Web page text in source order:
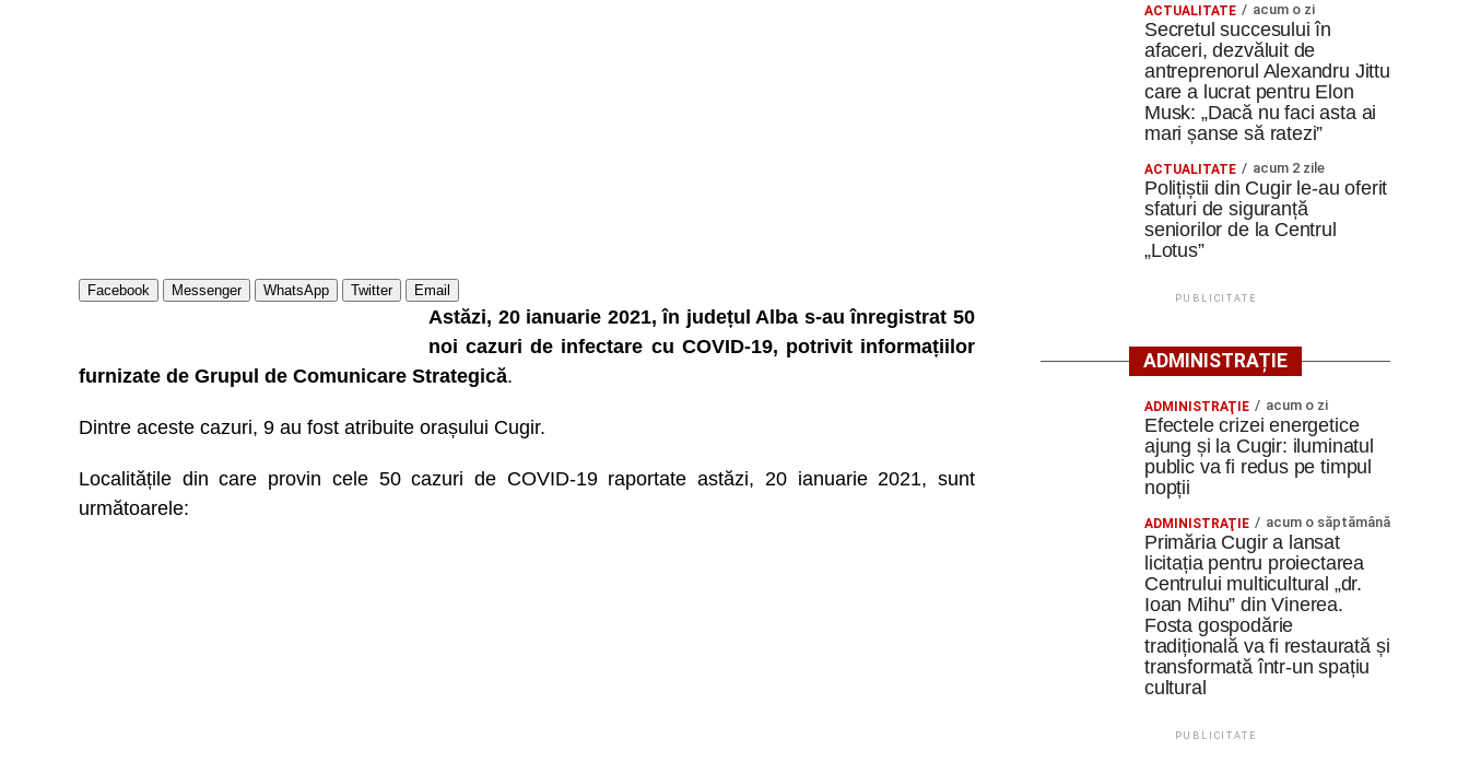
Facebook Messenger WhatsApp Twitter Email
Astăzi, 20 ianuarie 2021, în județul Alba s-au înregistrat 50
noi cazuri de infectare cu COVID-19, potrivit informațiilor
furnizate de Grupul de Comunicare Strategică.
Dintre aceste cazuri, 9 au fost atribuite orașului Cugir.
Localitățile din care provin cele 50 cazuri de COVID-19 raportate astăzi, 20 ianuarie 2021, sunt
următoarele:
ACTUALITATE acum o zi
Secretul succesului în
afaceri, dezvăluit de
antreprenorul Alexandru Jittu
care a lucrat pentru Elon
Musk: „Dacă nu faci asta ai
mari șanse să ratezi”
ACTUALITATE acum 2 zile
Polițiștii din Cugir le-au oferit
sfaturi de siguranță
seniorilor de la Centrul
„Lotus”
PUBLICITATE
ADMINISTRAȚIE
ADMINISTRAŢIE acum o zi
Efectele crizei energetice
ajung și la Cugir: iluminatul
public va fi redus pe timpul
nopții
ADMINISTRAŢIE acum o săptămână
Primăria Cugir a lansat
licitația pentru proiectarea
Centrului multicultural „dr.
Ioan Mihu” din Vinerea.
Fosta gospodărie
tradițională va fi restaurată și
transformată într-un spațiu
cultural
PUBLICITATE